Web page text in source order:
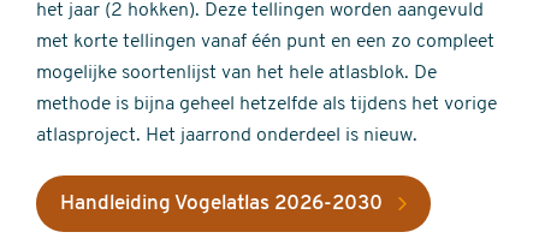
het jaar (2 hokken). Deze tellingen worden aangevuld
met korte tellingen vanaf één punt en een zo compleet
mogelijke soortenlijst van het hele atlasblok. De
methode is bijna geheel hetzelfde als tijdens het vorige
atlasproject. Het jaarrond onderdeel is nieuw.
Handleiding Vogelatlas 2026-2030